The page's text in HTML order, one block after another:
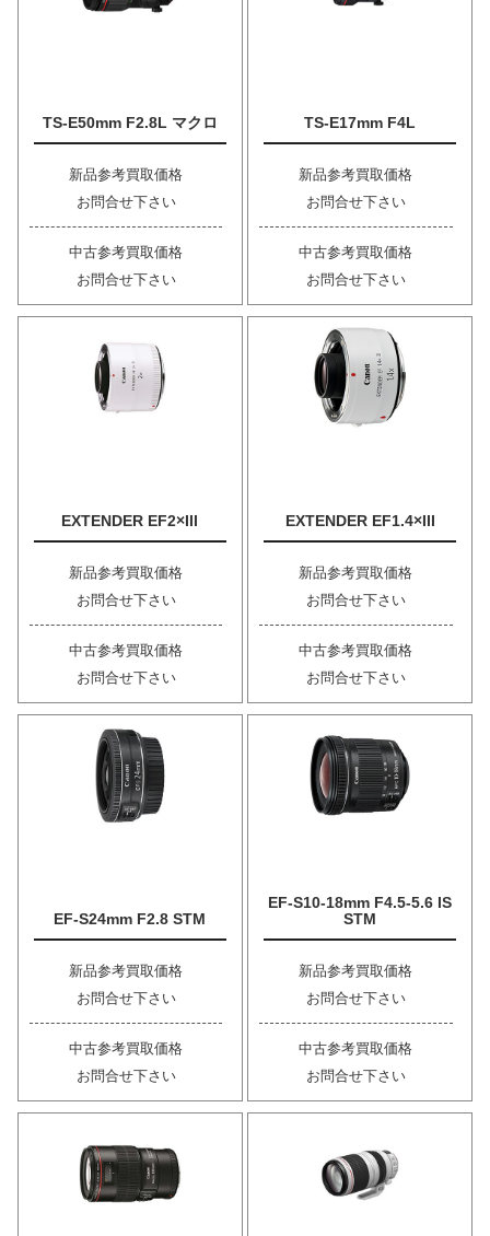
TS-E50mm F2.8L マクロ
新品参考買取価格
お問合せ下さい
中古参考買取価格
お問合せ下さい
TS-E17mm F4L
新品参考買取価格
お問合せ下さい
中古参考買取価格
お問合せ下さい
EXTENDER EF2×III
新品参考買取価格
お問合せ下さい
中古参考買取価格
お問合せ下さい
EXTENDER EF1.4×III
新品参考買取価格
お問合せ下さい
中古参考買取価格
お問合せ下さい
EF-S24mm F2.8 STM
新品参考買取価格
お問合せ下さい
中古参考買取価格
お問合せ下さい
EF-S10-18mm F4.5-5.6 IS
STM
新品参考買取価格
お問合せ下さい
中古参考買取価格
お問合せ下さい